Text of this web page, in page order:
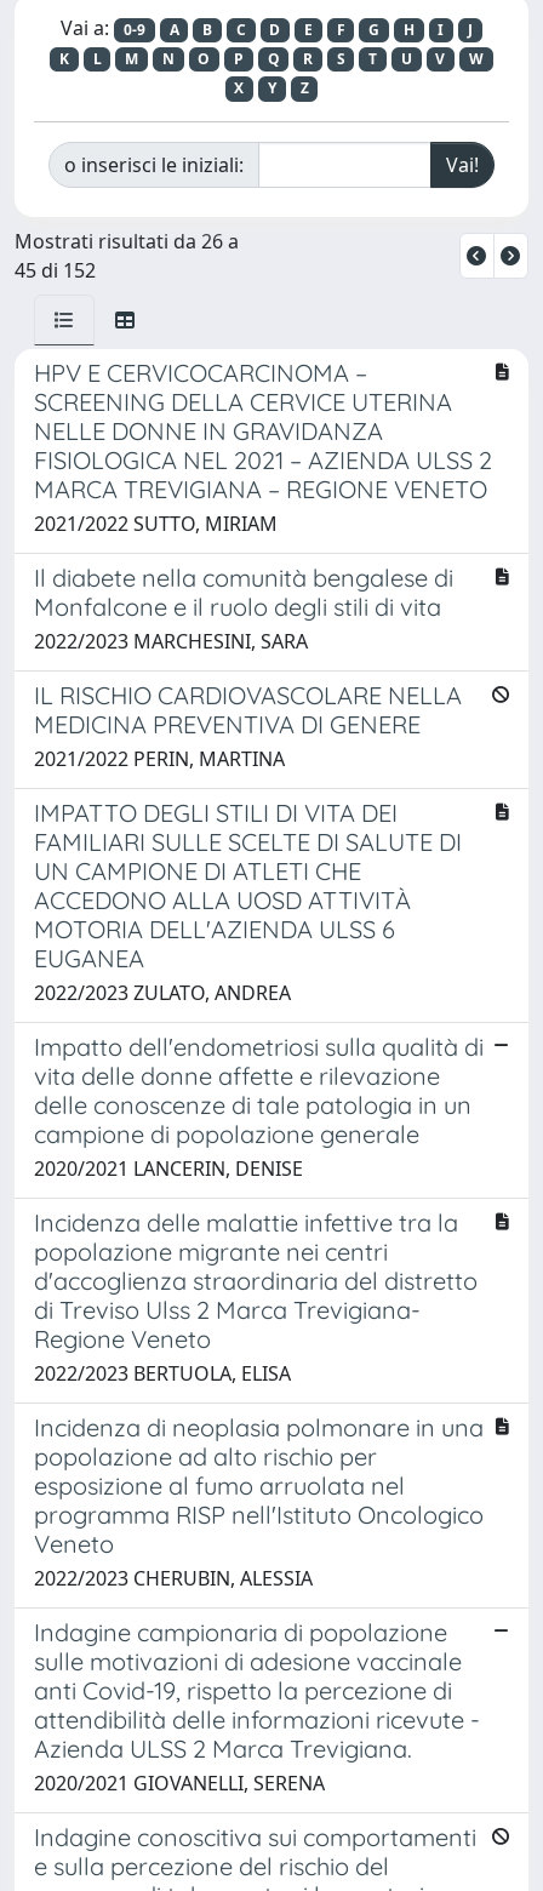
Vai a: 0-9 A B C D E F G H I
J
K
L M N O P Q R S T U V
W
X
Y Z
o inserisci le iniziali:
Mostrati risultati da 26 a
45 di 152
HPV E CERVICOCARCINOMA –
SCREENING DELLA CERVICE UTERINA
NELLE DONNE IN GRAVIDANZA
FISIOLOGICA NEL 2021 – AZIENDA ULSS 2
MARCA TREVIGIANA – REGIONE VENETO
2021/2022 SUTTO, MIRIAM
Il diabete nella comunità bengalese di
Monfalcone e il ruolo degli stili di vita
2022/2023 MARCHESINI, SARA
IL RISCHIO CARDIOVASCOLARE NELLA
MEDICINA PREVENTIVA DI GENERE
2021/2022 PERIN, MARTINA
IMPATTO DEGLI STILI DI VITA DEI
FAMILIARI SULLE SCELTE DI SALUTE DI
UN CAMPIONE DI ATLETI CHE
ACCEDONO ALLA UOSD ATTIVITÀ
MOTORIA DELL'AZIENDA ULSS 6
EUGANEA
2022/2023 ZULATO, ANDREA
Impatto dell'endometriosi sulla qualità di
vita delle donne affette e rilevazione
delle conoscenze di tale patologia in un
campione di popolazione generale
2020/2021 LANCERIN, DENISE
Incidenza delle malattie infettive tra la
popolazione migrante nei centri
d'accoglienza straordinaria del distretto
di Treviso Ulss 2 Marca Trevigiana-
Regione Veneto
2022/2023 BERTUOLA, ELISA
Incidenza di neoplasia polmonare in una
popolazione ad alto rischio per
esposizione al fumo arruolata nel
programma RISP nell'Istituto Oncologico
Veneto
2022/2023 CHERUBIN, ALESSIA
Indagine campionaria di popolazione
sulle motivazioni di adesione vaccinale
anti Covid-19, rispetto la percezione di
attendibilità delle informazioni ricevute -
Azienda ULSS 2 Marca Trevigiana.
2020/2021 GIOVANELLI, SERENA
Indagine conoscitiva sui comportamenti
e sulla percezione del rischio del